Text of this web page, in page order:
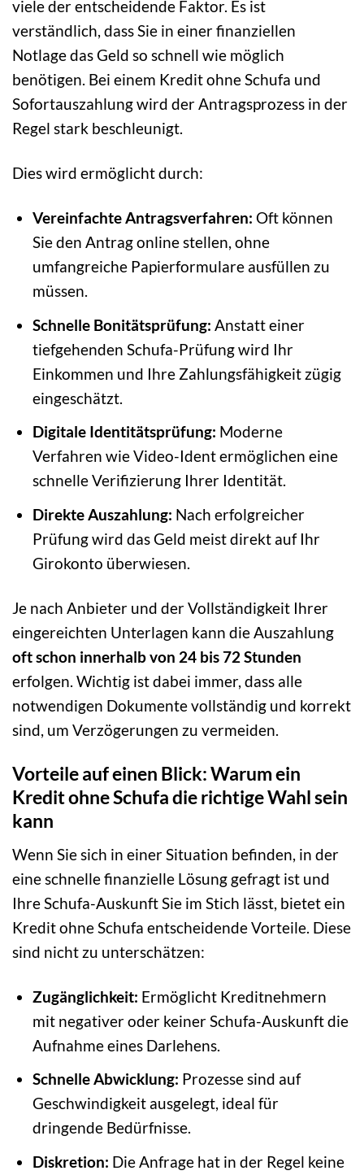
viele der entscheidende Faktor. Es ist
verständlich, dass Sie in einer finanziellen
Notlage das Geld so schnell wie möglich
benötigen. Bei einem Kredit ohne Schufa und
Sofortauszahlung wird der Antragsprozess in der
Regel stark beschleunigt.
Dies wird ermöglicht durch:
Vereinfachte Antragsverfahren: Oft können
Sie den Antrag online stellen, ohne
umfangreiche Papierformulare ausfüllen zu
müssen.
Schnelle Bonitätsprüfung: Anstatt einer
tiefgehenden Schufa-Prüfung wird Ihr
Einkommen und Ihre Zahlungsfähigkeit zügig
eingeschätzt.
Digitale Identitätsprüfung: Moderne
Verfahren wie Video-Ident ermöglichen eine
schnelle Verifizierung Ihrer Identität.
Direkte Auszahlung: Nach erfolgreicher
Prüfung wird das Geld meist direkt auf Ihr
Girokonto überwiesen.
Je nach Anbieter und der Vollständigkeit Ihrer
eingereichten Unterlagen kann die Auszahlung
oft schon innerhalb von 24 bis 72 Stunden
erfolgen. Wichtig ist dabei immer, dass alle
notwendigen Dokumente vollständig und korrekt
sind, um Verzögerungen zu vermeiden.
Vorteile auf einen Blick: Warum ein
Kredit ohne Schufa die richtige Wahl sein
kann
Wenn Sie sich in einer Situation befinden, in der
eine schnelle finanzielle Lösung gefragt ist und
Ihre Schufa-Auskunft Sie im Stich lässt, bietet ein
Kredit ohne Schufa entscheidende Vorteile. Diese
sind nicht zu unterschätzen:
Zugänglichkeit: Ermöglicht Kreditnehmern
mit negativer oder keiner Schufa-Auskunft die
Aufnahme eines Darlehens.
Schnelle Abwicklung: Prozesse sind auf
Geschwindigkeit ausgelegt, ideal für
dringende Bedürfnisse.
Diskretion: Die Anfrage hat in der Regel keine